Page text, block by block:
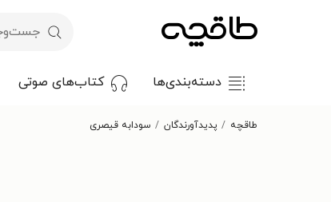
دسته‌بندی‌ها کتاب‌های صوتی
طاقچه پدیدآورندگان سودابه قیصری